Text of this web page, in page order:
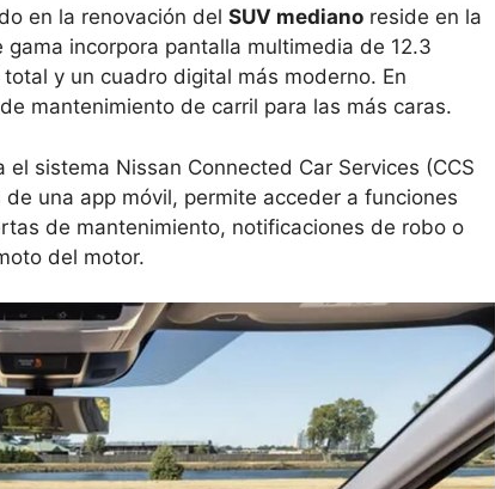
en la renovación del SUV mediano reside en la
incorpora pantalla multimedia de 12.3
y un cuadro digital más moderno. En
mantenimiento de carril para las más caras.
sistema Nissan Connected Car Services (CCS
una app móvil, permite acceder a funciones
de mantenimiento, notificaciones de robo o
del motor.